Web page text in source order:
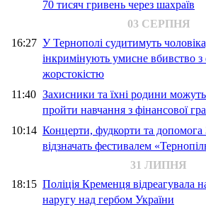
70 тисяч гривень через шахраїв
03 СЕРПНЯ
16:27 У Тернополі судитимуть
інкримінують умисне вбивство
жорстокістю
11:40 Захисники та їхні родини
пройти навчання з фінансової
10:14 Концерти, фудкорти та
відзначать фестивалем
31 ЛИПНЯ
18:15 Поліція Кременця відреагувала
наругу над гербом України